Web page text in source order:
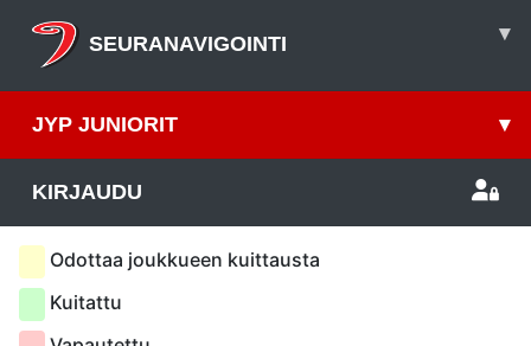
SEURANAVIGOINTI ▾
JYP JUNIORIT ▾
KIRJAUDU